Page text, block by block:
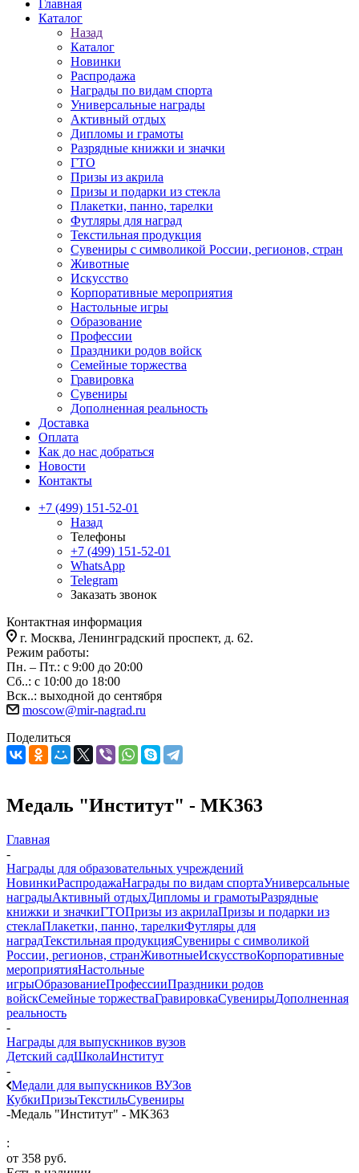
Главная
Каталог
Назад
Каталог
Новинки
Распродажа
Награды по видам спорта
Универсальные награды
Активный отдых
Дипломы и грамоты
Разрядные книжки и значки
ГТО
Призы из акрила
Призы и подарки из стекла
Плакетки, панно, тарелки
Футляры для наград
Текстильная продукция
Сувениры с символикой России, регионов, стран
Животные
Искусство
Корпоративные мероприятия
Настольные игры
Образование
Профессии
Праздники родов войск
Семейные торжества
Гравировка
Сувениры
Дополненная реальность
Доставка
Оплата
Как до нас добраться
Новости
Контакты
+7 (499) 151-52-01
Назад
Телефоны
+7 (499) 151-52-01
WhatsApp
Telegram
Заказать звонок
Контактная информация
г. Москва, Ленинградский проспект, д. 62.
Режим работы:
Пн. – Пт.: с 9:00 до 20:00
Сб..: с 10:00 до 18:00
Вск..: выходной до сентября
moscow@mir-nagrad.ru
Поделиться
Медаль "Институт" - MK363
Главная
-
Награды для образовательных учреждений
НовинкиРаспродажаНаграды по видам спортаУниверсальные
наградыАктивный отдыхДипломы и грамотыРазрядные
книжки и значкиГТОПризы из акрилаПризы и подарки из
стеклаПлакетки, панно, тарелкиФутляры для
наградТекстильная продукцияСувениры с символикой
России, регионов, странЖивотныеИскусствоКорпоративные
мероприятияНастольные
игрыОбразованиеПрофессииПраздники родов
войскСемейные торжестваГравировкаСувенирыДополненная
реальность
-
Награды для выпускников вузов
Детский садШколаИнститут
-
Медали для выпускников ВУЗов
КубкиПризыТекстильСувениры
-Медаль "Институт" - MK363
:
от 358 руб.